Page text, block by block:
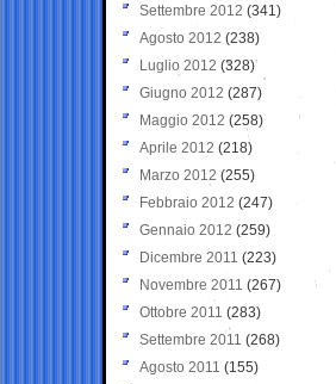
Settembre 2012 (341)
Agosto 2012 (238)
Luglio 2012 (328)
Giugno 2012 (287)
Maggio 2012 (258)
Aprile 2012 (218)
Marzo 2012 (255)
Febbraio 2012 (247)
Gennaio 2012 (259)
Dicembre 2011 (223)
Novembre 2011 (267)
Ottobre 2011 (283)
Settembre 2011 (268)
Agosto 2011 (155)